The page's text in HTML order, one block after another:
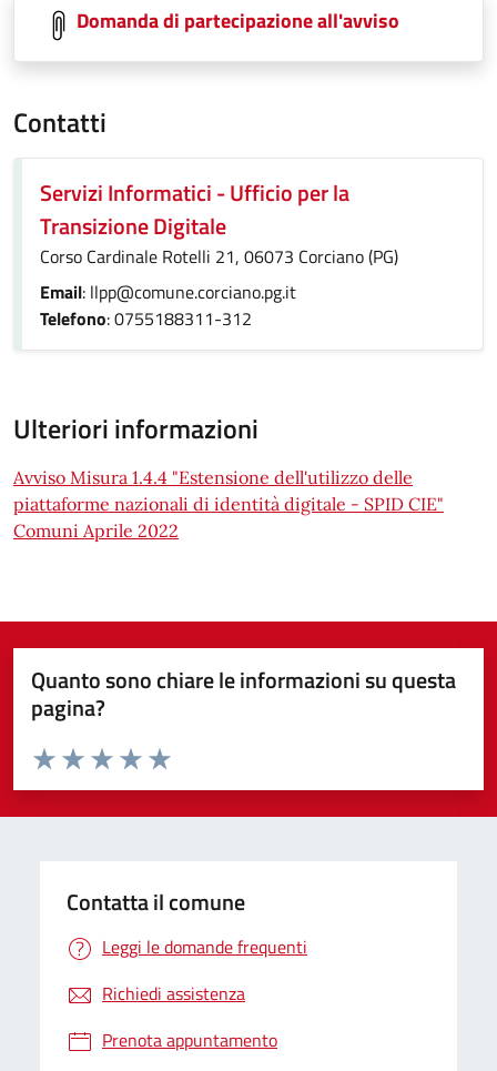
Domanda di partecipazione all'avviso
Contatti
Servizi Informatici - Ufficio per la
Transizione Digitale
Corso Cardinale Rotelli 21, 06073 Corciano (PG)
Email: llpp@comune.corciano.pg.it
Telefono: 0755188311-312
Ulteriori informazioni
Avviso Misura 1.4.4 "Estensione dell'utilizzo delle
piattaforme nazionali di identità digitale - SPID CIE"
Comuni Aprile 2022
Quanto sono chiare le informazioni su questa
pagina?
Valuta da 1 a 5 stelle la pagina
Valuta 5 stelle su 5
Valuta 4 stelle su 5
Valuta 3 stelle su 5
Valuta 2 stelle su 5
Valuta 1 stelle su 5
Contatta il comune
Leggi le domande frequenti
Richiedi assistenza
Prenota appuntamento